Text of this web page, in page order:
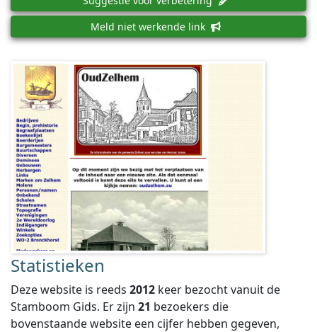
Meld niet werkende link
Statistieken
Deze website is reeds 2012 keer bezocht vanuit de
Stamboom Gids. Er zijn 21 bezoekers die
bovenstaande website een cijfer hebben gegeven,